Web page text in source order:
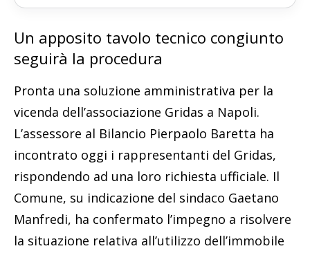
Un apposito tavolo tecnico congiunto
seguirà la procedura
Pronta una soluzione amministrativa per la
vicenda dell’associazione Gridas a Napoli.
L’assessore al Bilancio Pierpaolo Baretta ha
incontrato oggi i rappresentanti del Gridas,
rispondendo ad una loro richiesta ufficiale. Il
Comune, su indicazione del sindaco Gaetano
Manfredi, ha confermato l’impegno a risolvere
la situazione relativa all’utilizzo dell’immobile